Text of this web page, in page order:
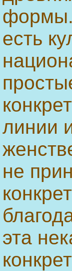
формы.
есть
линии
не
эта